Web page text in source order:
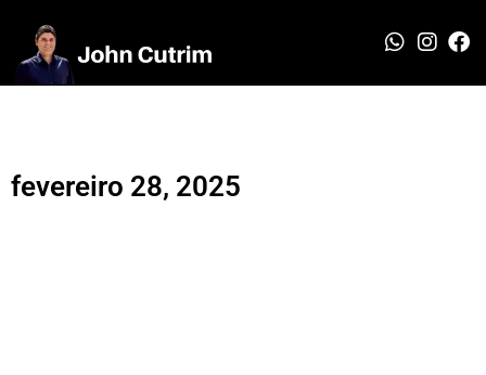
fevereiro 28, 2025